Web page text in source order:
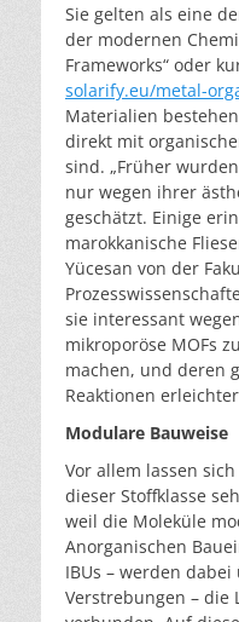
Sie gelten als eine
der modernen
Frameworks“ oder
solarify.eu/metal-
Materialien
direkt mit
sind. „Früher
nur wegen ihrer
geschätzt. Einige
marokkanische
Yücesan von der
sie interessant
mikroporöse MOFs
machen, und deren
Reaktionen
Modulare Bauweise
Vor allem lassen
dieser Stoffklasse
weil die Moleküle
Anorganischen
IBUs – werden
Verstrebungen – die